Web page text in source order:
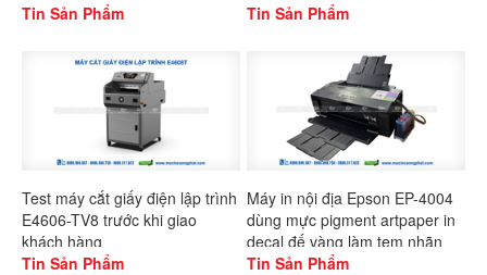
Gaoshang
Tin Sản Phẩm
L1300
Tin Sản Phẩm
Test máy cắt giấy điện lập trình
E4606-TV8 trước khi giao
khách hàng
Tin Sản Phẩm
Máy in nội địa Epson EP-4004
dùng mực pigment artpaper in
decal đế vàng làm tem nhãn
Tin Sản Phẩm